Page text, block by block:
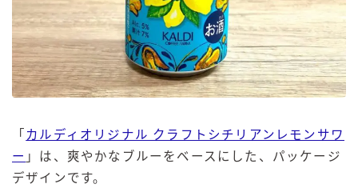
「 カルディオリジナル クラフトシチリアンレモンサワ
ー 」は、爽やかなブルーをベースにした、パッケージ
デザインです。